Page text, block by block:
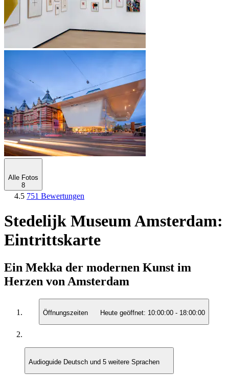
Alle Fotos
8
4.5 751 Bewertungen
Stedelijk Museum Amsterdam:
Eintrittskarte
Ein Mekka der modernen Kunst im
Herzen von Amsterdam
Öffnungszeiten Heute geöffnet: 10:00:00 - 18:00:00
Audioguide Deutsch und 5 weitere Sprachen